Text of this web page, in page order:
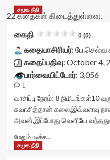
22 கதைகள் கிடைத்துள்ளன.
சமூக நீதி
கைதி 0 (0)
கதையாசிரியர்:
கதைப்பதிவு:October 4,
பார்வையிட்டோர்:3,056
1
வாசிப்பு நேரம்: 8 நிமிடங்கள்10
சுவாசித்தான் கலை,இவ்வளவு
அவன்,இப்போது வெளியே
மேலும் படிக்க...
சமூக நீதி